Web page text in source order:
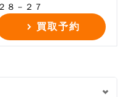
８－２７
買取予約